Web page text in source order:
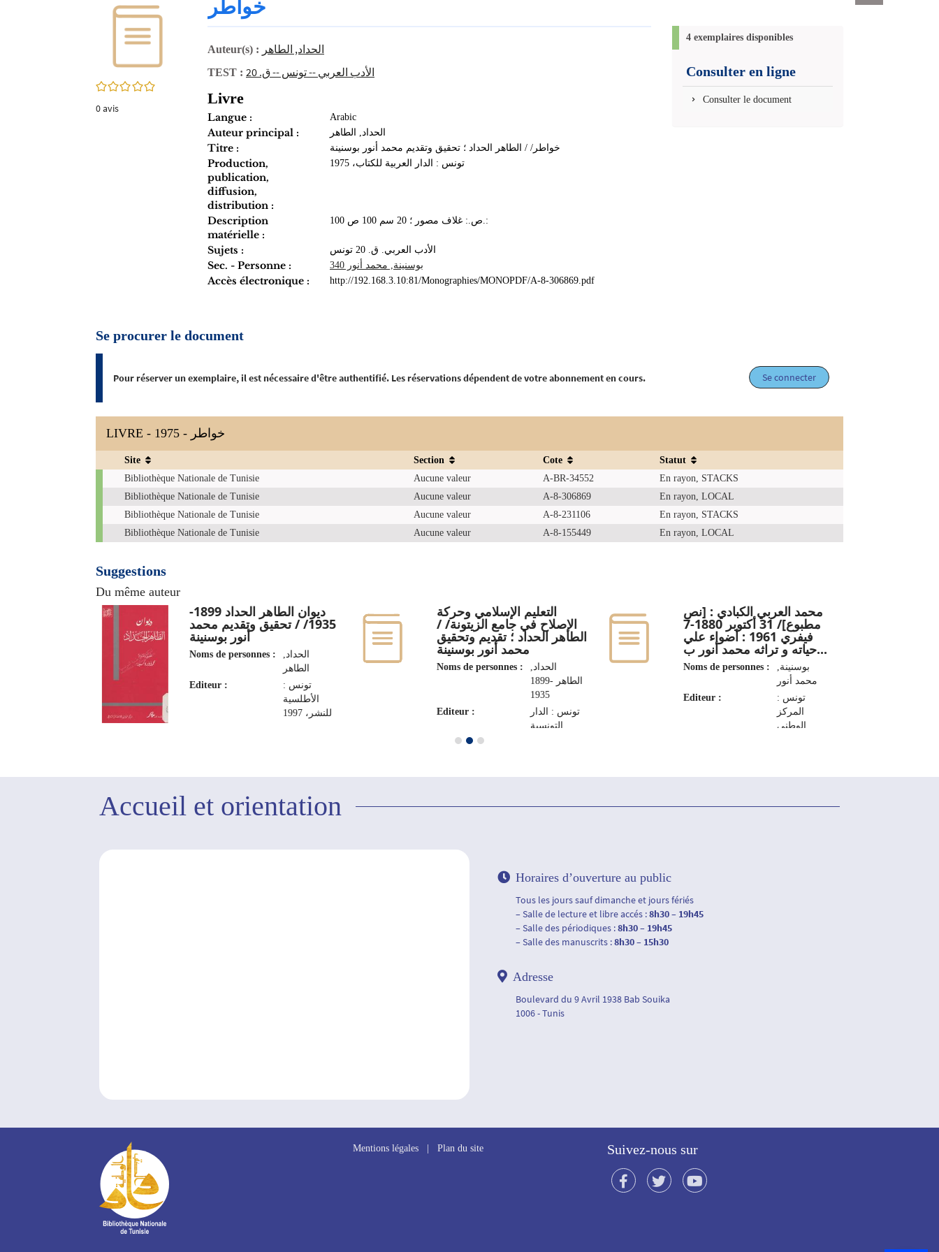
0/5
0avis
خواطر
Auteur(s) : الحداد, الطاهر‏
TEST : الأدب العربي‏ -- ‏تونس‏ -- ‏ق. 20‏
Livre
Langue : Arabic
Auteur principal : الحداد, الطاهر‏
Titre : خواطر/ / الطاهر الحداد ؛ تحقيق وتقديم محمد أنور بوسنينة
Production,
publication,
diffusion,
distribution :
تونس : الدار العربية للكتاب‏، ‏1975
Description
matérielle :
100 ص.: غلاف مصور‏ ؛ ‏20 سم 100 ص.:
Sujets : الأدب العربي‏. ‏ق. 20‏ ‏تونس‏
Sec. - Personne : بوسنينة, محمد أنور ‏340
Accès électronique : http://192.168.3.10:81/Monographies/MONOPDF/A-8-306869.pdf
4 exemplaires disponibles
Consulter en ligne
Consulter le document
Se procurer le document
Pour réserver un exemplaire, il est nécessaire d'être authentifié. Les réservations dépendent de votre abonnement en cours. Se connecter
LIVRE - 1975 - خواطر
Exemplaires
Site Section Cote
Statut
Bibliothèque Nationale de Tunisie
Aucune valeur A-BR-34552
En rayon, STACKS
Bibliothèque Nationale de Tunisie
Aucune valeur A-8-306869
En rayon, LOCAL
Bibliothèque Nationale de Tunisie
Aucune valeur A-8-231106
En rayon, STACKS
Bibliothèque Nationale de Tunisie
Aucune valeur A-8-155449 En rayon, LOCAL
Suggestions
Du même auteur
التعليم الإسلامي وحركة
الإصلاح في جامع الزيتونة/ /
الطاهر الحداد ؛ تقديم وتحقيق
محمد أنور بوسنينة
Noms de personnes :
الحداد‏,
‏الطاهر‏ ‏1899-
1935
Editeur :
تونس : الدار
التونسية
محمد العربي الكبادي : [نص
مطبوع]/ 31 أكتوبر 1880-7
فيفري 1961 : أضواء علي
حياته و تراثه محمد أنور ب...
Noms de personnes :
بوسنينة,
محمد أنور
Editeur :
تونس :
المركز
الوطني
ديوان الطاهر الحداد 1899-
1935/ / تحقيق وتقديم محمد
أنور بوسنينة
Noms de personnes :
الحداد,
الطاهر‏
Editeur :
تونس :
الأطلسية
للنشر‏، ‏1997
Accueil et orientation
Horaires d’ouverture au public
Tous les jours sauf dimanche et jours fériés
– Salle de lecture et libre accés :8h30 – 19h45
– Salle des périodiques :8h30 – 19h45
– Salle des manuscrits :8h30 – 15h30
Adresse
Boulevard du 9 Avril 1938 Bab Souika
1006 - Tunis
Mentions légales Plan du site Suivez-nous sur